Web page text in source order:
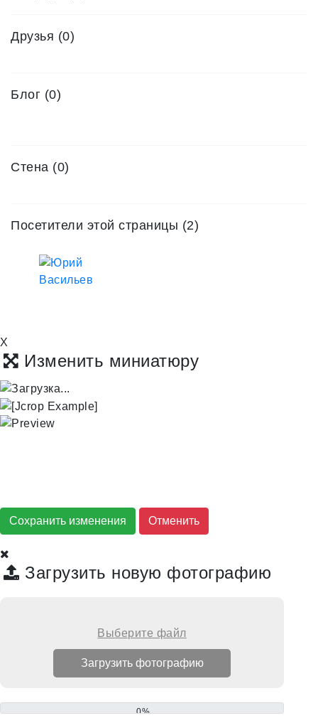
Друзья (0)
Блог (0)
Стена (0)
Посетители этой страницы (2)
X
Изменить миниатюру
Сохранить изменения
Загрузить новую фотографию
Выберите файл
0%